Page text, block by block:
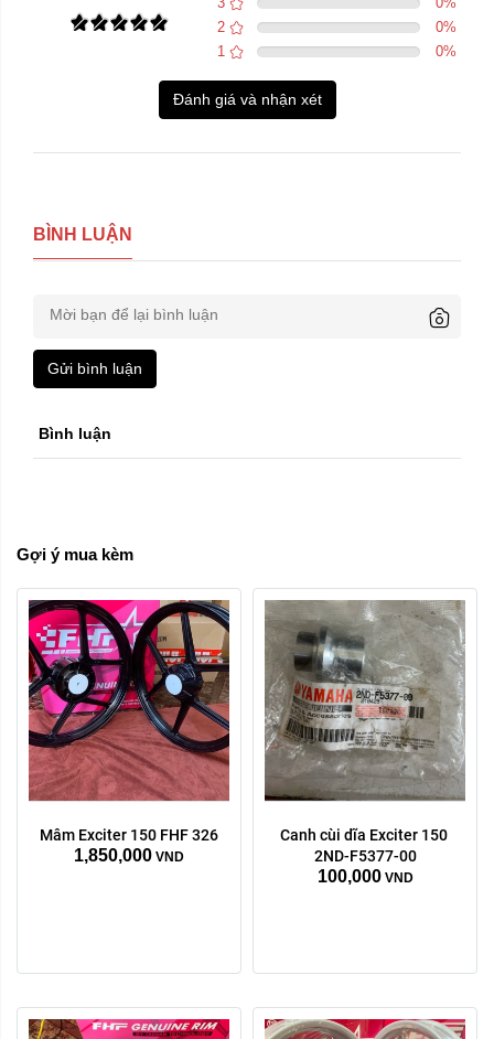
2
0%
1
0%
Đánh giá và nhận xét
BÌNH LUẬN
Gửi bình luận
Bình luận
Gợi ý mua kèm
Mâm Exciter 150 FHF 326
1,850,000 VND
Canh cùi dĩa Exciter 150
2ND-F5377-00
100,000 VND